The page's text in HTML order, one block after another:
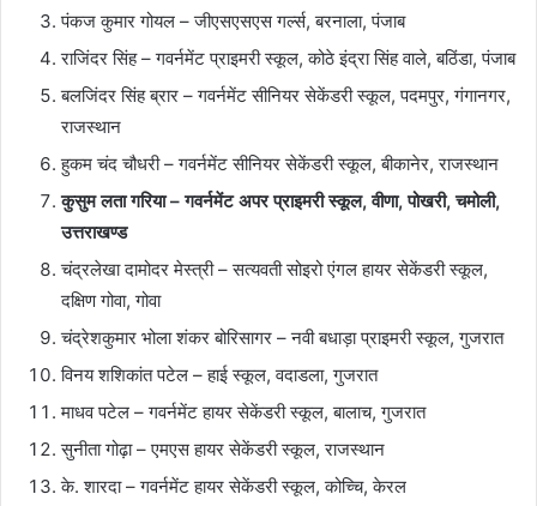
पंकज कुमार गोयल – जीएसएसएस गर्ल्स, बरनाला, पंजाब
राजिंदर सिंह – गवर्नमेंट प्राइमरी स्कूल, कोठे इंद्रा सिंह वाले, बठिंडा, पंजाब
बलजिंदर सिंह ब्रार – गवर्नमेंट सीनियर सेकेंडरी स्कूल, पदमपुर, गंगानगर,
राजस्थान
हुकम चंद चौधरी – गवर्नमेंट सीनियर सेकेंडरी स्कूल, बीकानेर, राजस्थान
कुसुम लता गरिया – गवर्नमेंट अपर प्राइमरी स्कूल, वीणा, पोखरी, चमोली,
उत्तराखण्ड
चंद्रलेखा दामोदर मेस्त्री – सत्यवती सोइरो एंगल हायर सेकेंडरी स्कूल,
दक्षिण गोवा, गोवा
चंद्रेशकुमार भोला शंकर बोरिसागर – नवी बधाड़ा प्राइमरी स्कूल, गुजरात
विनय शशिकांत पटेल – हाई स्कूल, वदाडला, गुजरात
माधव पटेल – गवर्नमेंट हायर सेकेंडरी स्कूल, बालाच, गुजरात
सुनीता गोढ़ा – एमएस हायर सेकेंडरी स्कूल, राजस्थान
के. शारदा – गवर्नमेंट हायर सेकेंडरी स्कूल, कोच्चि, केरल